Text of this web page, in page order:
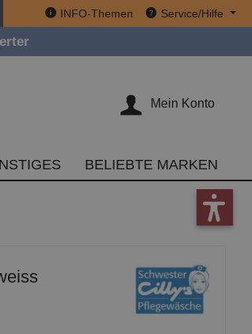
INFO-Themen Service/Hilfe
Mein Konto
BELIEBTE MARKEN